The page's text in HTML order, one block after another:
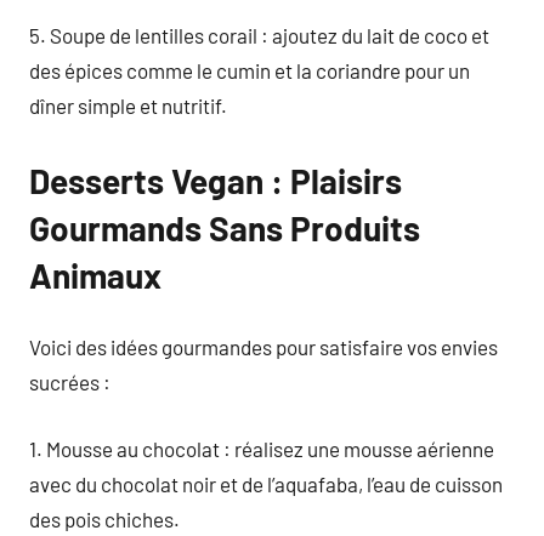
5. Soupe de lentilles corail : ajoutez du lait de coco et
des épices comme le cumin et la coriandre pour un
dîner simple et nutritif.
Desserts Vegan : Plaisirs
Gourmands Sans Produits
Animaux
Voici des idées gourmandes pour satisfaire vos envies
sucrées :
1. Mousse au chocolat : réalisez une mousse aérienne
avec du chocolat noir et de l’aquafaba, l’eau de cuisson
des pois chiches.